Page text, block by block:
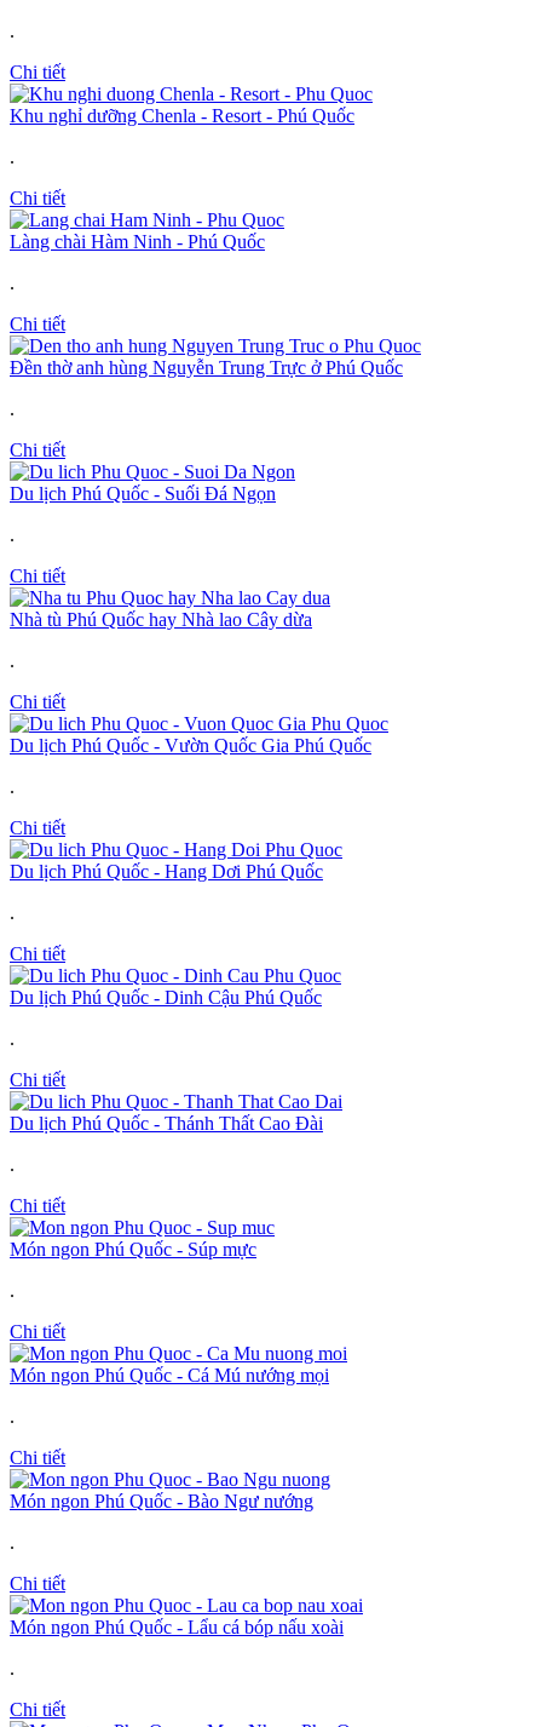
.
Chi tiết
Khu nghỉ dưỡng Chenla - Resort - Phú Quốc
.
Chi tiết
Làng chài Hàm Ninh - Phú Quốc
.
Chi tiết
Đền thờ anh hùng Nguyễn Trung Trực ở Phú Quốc
.
Chi tiết
Du lịch Phú Quốc - Suối Đá Ngọn
.
Chi tiết
Nhà tù Phú Quốc hay Nhà lao Cây dừa
.
Chi tiết
Du lịch Phú Quốc - Vườn Quốc Gia Phú Quốc
.
Chi tiết
Du lịch Phú Quốc - Hang Dơi Phú Quốc
.
Chi tiết
Du lịch Phú Quốc - Dinh Cậu Phú Quốc
.
Chi tiết
Du lịch Phú Quốc - Thánh Thất Cao Đài
.
Chi tiết
Món ngon Phú Quốc - Súp mực
.
Chi tiết
Món ngon Phú Quốc - Cá Mú nướng mọi
.
Chi tiết
Món ngon Phú Quốc - Bào Ngư nướng
.
Chi tiết
Món ngon Phú Quốc - Lẩu cá bóp nấu xoài
.
Chi tiết